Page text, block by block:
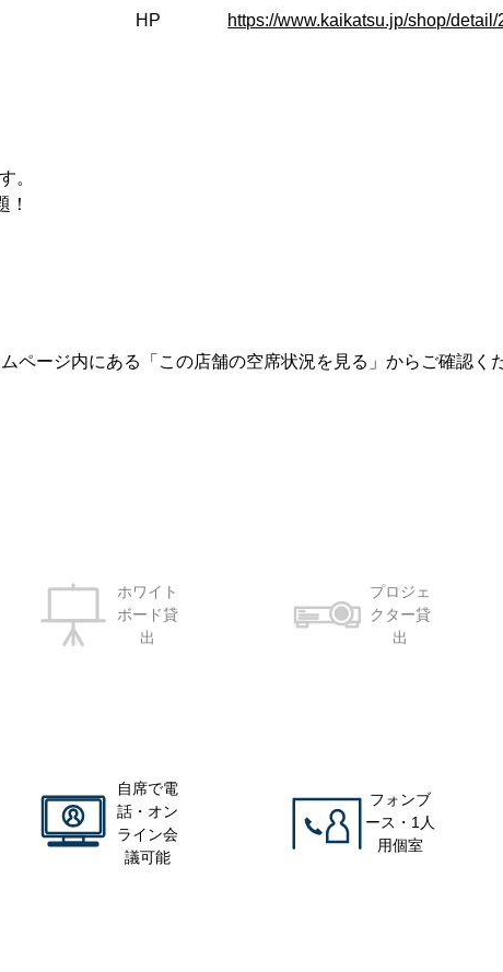
HP https://www.kaikatsu.jp/shop/detail/
。
！
ージ内にある「この店舗の空席状況を見る」からご確認く
ホワイト
ボード貸
出
プロジェ
クター貸
出
自席で電
話・オン
ライン会
議可能
フォンブ
ース・1人
用個室